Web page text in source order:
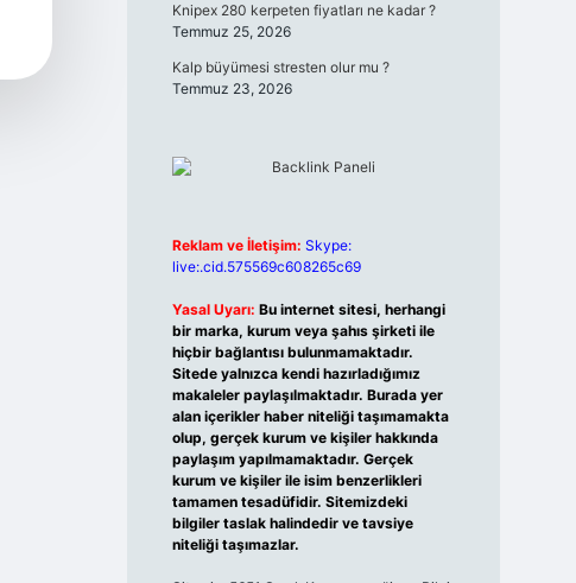
Knipex 280 kerpeten fiyatları ne kadar ?
Temmuz 25, 2026
Kalp büyümesi stresten olur mu ?
Temmuz 23, 2026
Reklam ve İletişim: Skype:
live:.cid.575569c608265c69
Yasal Uyarı: Bu internet sitesi, herhangi
bir marka, kurum veya şahıs şirketi ile
hiçbir bağlantısı bulunmamaktadır.
Sitede yalnızca kendi hazırladığımız
makaleler paylaşılmaktadır. Burada yer
alan içerikler haber niteliği taşımamakta
olup, gerçek kurum ve kişiler hakkında
paylaşım yapılmamaktadır. Gerçek
kurum ve kişiler ile isim benzerlikleri
tamamen tesadüfidir. Sitemizdeki
bilgiler taslak halindedir ve tavsiye
niteliği taşımazlar.